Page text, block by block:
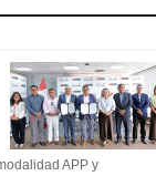
APP y